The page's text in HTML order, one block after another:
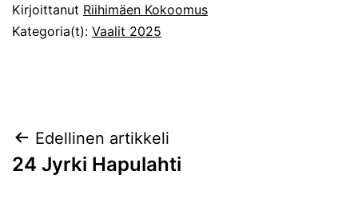
Kirjoittanut Riihimäen Kokoomus
Kategoria(t): Vaalit 2025
Artikkelien
selaus
Edellinen artikkeli
24 Jyrki Hapulahti